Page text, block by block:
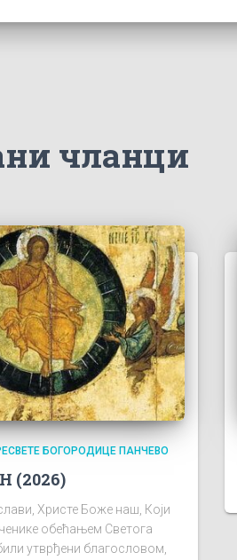
чланци
БОГОРОДИЦЕ ПАНЧЕВО
(2026)
Христе Боже наш, Који
обећањем Светога
утврђени благословом,